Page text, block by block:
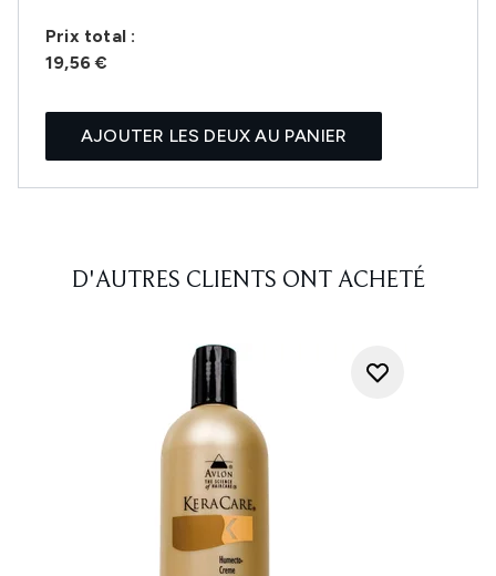
Prix ​​total :
19,56 €
AJOUTER LES DEUX AU PANIER
D'AUTRES CLIENTS ONT ACHETÉ